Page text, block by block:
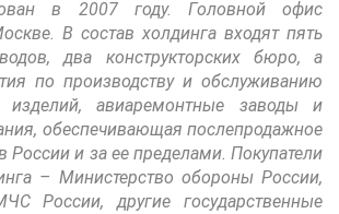
в 2007 году. Головной офис
В состав холдинга входят пять
два конструкторских бюро, а
по производству и обслуживанию
изделий, авиаремонтные заводы и
обеспечивающая послепродажное
России и за ее пределами. Покупатели
– Министерство обороны России,
России, другие государственные